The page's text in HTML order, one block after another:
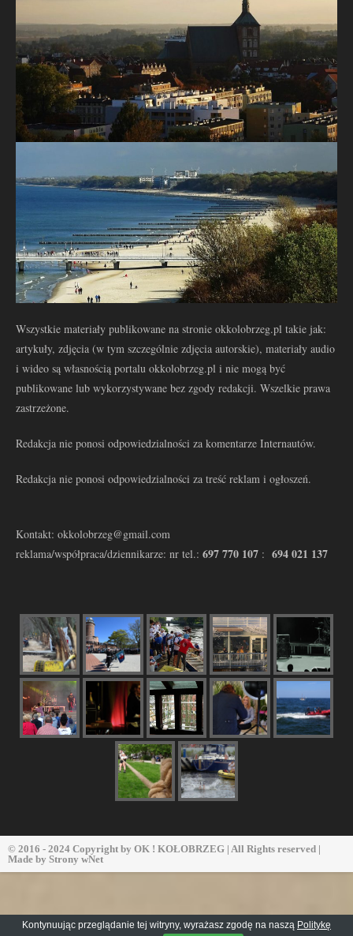
Wszystkie materiały publikowane na stronie okkolobrzeg.pl takie jak:
artykuły, zdjęcia (w tym szczególnie zdjęcia autorskie), materiały audio
i wideo są własnością portalu okkolobrzeg.pl i nie mogą być
publikowane lub wykorzystywane bez zgody redakcji. Wszelkie prawa
zastrzeżone.
Redakcja nie ponosi odpowiedzialności za komentarze Internautów.
Redakcja nie ponosi odpowiedzialności za treść reklam i ogłoszeń.
Kontakt: okkolobrzeg@gmail.com
reklama/współpraca/dziennikarze: nr tel.: 697 770 107 : 694 021 137
© 2016 - 2024 Copyright by OK ! KOŁOBRZEG | All Rights reserved |
Made by Strony wNet
Kontynuując przeglądanie tej witryny, wyrażasz zgodę na naszą Politykę